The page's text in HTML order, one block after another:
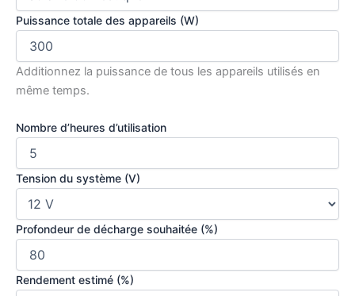
Puissance totale des appareils (W)
Additionnez la puissance de tous les appareils utilisés en
même temps.
Nombre d’heures d’utilisation
Tension du système (V)
Profondeur de décharge souhaitée (%)
Rendement estimé (%)